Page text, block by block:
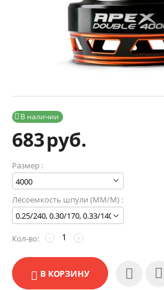
В наличии

683руб.
Размер :
Лесоемкость шпули (MM/М) :
Кол-во: +
−
В КОРЗИНУ